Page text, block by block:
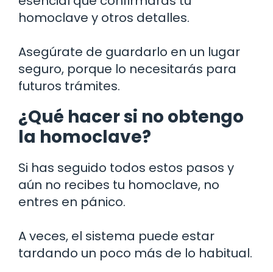
homoclave y otros detalles.
Asegúrate de guardarlo en un lugar
seguro, porque lo necesitarás para
futuros trámites.
¿Qué hacer si no obtengo
la homoclave?
Si has seguido todos estos pasos y
aún no recibes tu homoclave, no
entres en pánico.
A veces, el sistema puede estar
tardando un poco más de lo habitual.